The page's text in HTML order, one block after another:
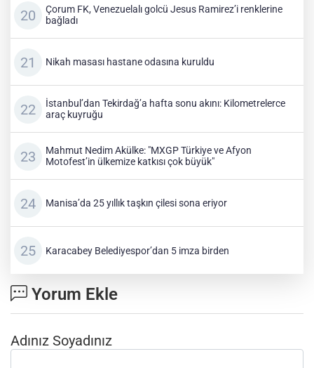
Çorum FK, Venezuelalı golcü Jesus Ramirez’i renklerine
bağladı
Nikah masası hastane odasına kuruldu
İstanbul’dan Tekirdağ’a hafta sonu akını: Kilometrelerce
araç kuyruğu
Mahmut Nedim Akülke: "MXGP Türkiye ve Afyon
Motofest’in ülkemize katkısı çok büyük"
Manisa’da 25 yıllık taşkın çilesi sona eriyor
Karacabey Belediyespor’dan 5 imza birden
Yorum Ekle
Adınız Soyadınız